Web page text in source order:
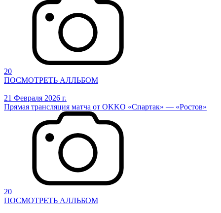
20
ПОСМОТРЕТЬ АЛЛЬБОМ
21 Февраля 2026 г.
Прямая трансляция матча от OKKO «Спартак» — «Ростов»
20
ПОСМОТРЕТЬ АЛЛЬБОМ